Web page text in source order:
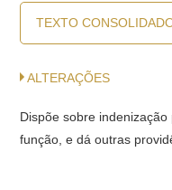
TEXTO
ALTERAÇÕES
Dispõe sobre
função, e dá outras